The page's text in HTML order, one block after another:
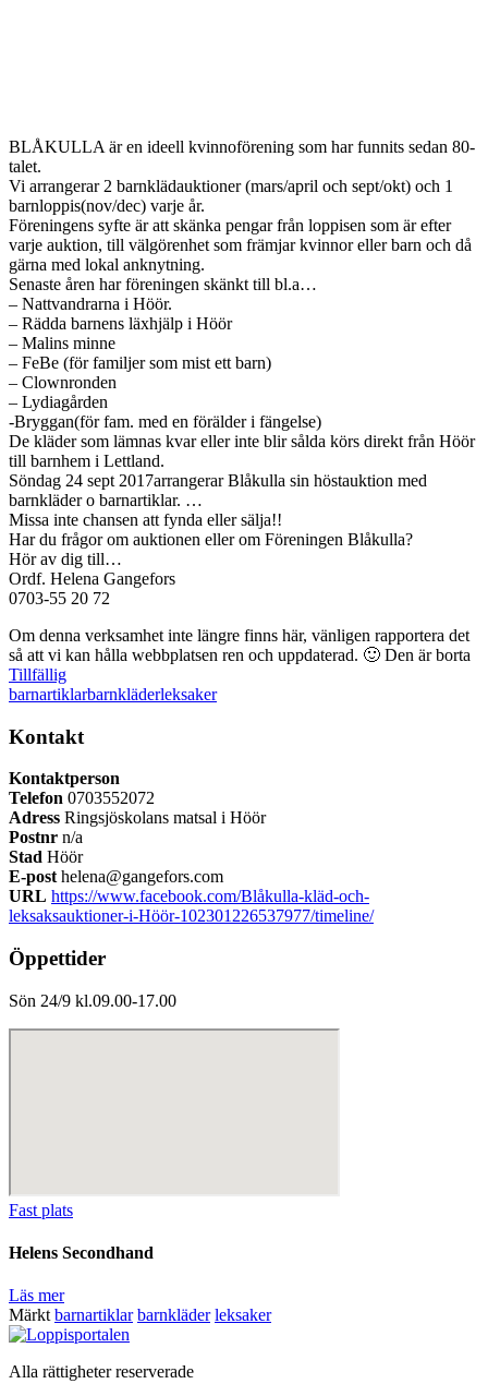
BLÅKULLA är en ideell kvinnoförening som har funnits sedan 80-
talet.
Vi arrangerar 2 barnklädauktioner (mars/april och sept/okt) och 1
barnloppis(nov/dec) varje år.
Föreningens syfte är att skänka pengar från loppisen som är efter
varje auktion, till välgörenhet som främjar kvinnor eller barn och då
gärna med lokal anknytning.
Senaste åren har föreningen skänkt till bl.a…
– Nattvandrarna i Höör.
– Rädda barnens läxhjälp i Höör
– Malins minne
– FeBe (för familjer som mist ett barn)
– Clownronden
– Lydiagården
-Bryggan(för fam. med en förälder i fängelse)
De kläder som lämnas kvar eller inte blir sålda körs direkt från Höör
till barnhem i Lettland.
Söndag 24 sept 2017arrangerar Blåkulla sin höstauktion med
barnkläder o barnartiklar. …
Missa inte chansen att fynda eller sälja!!
Har du frågor om auktionen eller om Föreningen Blåkulla?
Hör av dig till…
Ordf. Helena Gangefors
0703-55 20 72
Om denna verksamhet inte längre finns här, vänligen rapportera det
så att vi kan hålla webbplatsen ren och uppdaterad. 🙂 Den är borta
Tillfällig
barnartiklarbarnkläderleksaker
Kontakt
Kontaktperson
Telefon 0703552072
Adress Ringsjöskolans matsal i Höör
Postnr n/a
Stad Höör
E-post helena@gangefors.com
URL https://www.facebook.com/Blåkulla-kläd-och-
leksaksauktioner-i-Höör-102301226537977/timeline/
Öppettider
Sön 24/9 kl.09.00-17.00
Fast plats
Helens Secondhand
Läs mer
Märkt barnartiklar barnkläder leksaker
Alla rättigheter reserverade